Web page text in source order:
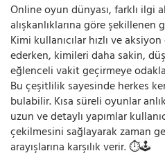
Online oyun dünyası, farklı ilgi
alışkanlıklarına göre
Kimi kullanıcılar hızlı ve
ederken, kimileri daha sakin,
eğlenceli vakit geçirmeye
Bu çeşitlilik sayesinde herkes
bulabilir. Kısa süreli oyunlar
uzun ve detaylı yapımlar
çekilmesini sağlayarak zaman
arayışlarına karşılık verir. ⏱️🕹️